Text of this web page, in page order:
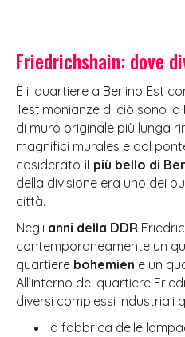
Friedrichshain: dove
È il quartiere a Berlino Est
Testimonianze di ciò sono la
di muro originale più lunga
magnifici murales e dal
cosiderato il più bello di
della divisione era uno dei
città.
Negli anni della DDR
contemporaneamente un
quartiere bohemien e un
All’interno del quartiere
diversi complessi industriali
la fabbrica delle